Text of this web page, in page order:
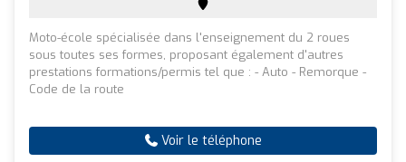
Moto-école spécialisée dans l'enseignement du 2 roues
sous toutes ses formes, proposant également d'autres
prestations formations/permis tel que : - Auto - Remorque -
Code de la route
Voir le téléphone